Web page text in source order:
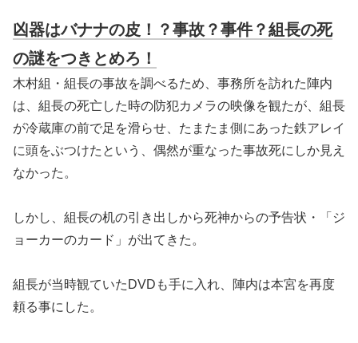
凶器はバナナの皮！？事故？事件？組長の死
の謎をつきとめろ！
木村組・組長の事故を調べるため、事務所を訪れた陣内
は、組長の死亡した時の防犯カメラの映像を観たが、組長
が冷蔵庫の前で足を滑らせ、たまたま側にあった鉄アレイ
に頭をぶつけたという、偶然が重なった事故死にしか見え
なかった。
しかし、組長の机の引き出しから死神からの予告状・「ジ
ョーカーのカード」が出てきた。
組長が当時観ていたDVDも手に入れ、陣内は本宮を再度
頼る事にした。